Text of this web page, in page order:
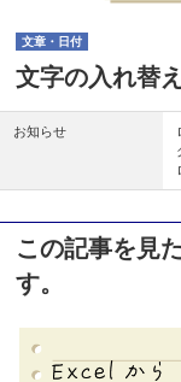
文章・日付
文字の入れ替
お知らせ
この記事を見
す。